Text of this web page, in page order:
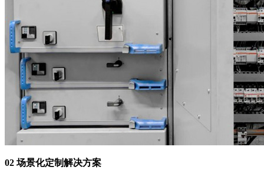
02 场景化定制解决方案